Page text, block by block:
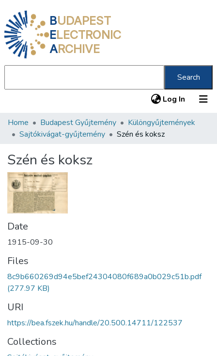
BUDAPEST
ELECTRONIC
ARCHIVE
Search
Log In (current)
Communities & Collections
Statistics
About us
Home Budapest Gyűjtemény
Különgyűjtemények
Sajtókivágat-gyűjtemény
Szén és koksz
Szén és koksz
Date
1915-09-30
Files
8c9b660269d94e5bef24304080f689a0b029c51b.pdf
(277.97 KB)
URI
https://bea.fszek.hu/handle/20.500.14711/122537
Collections